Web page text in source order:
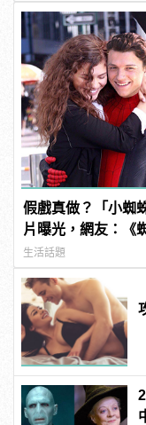
假戲真做？「小蜘
片曝光，網友：《
男
生活話題